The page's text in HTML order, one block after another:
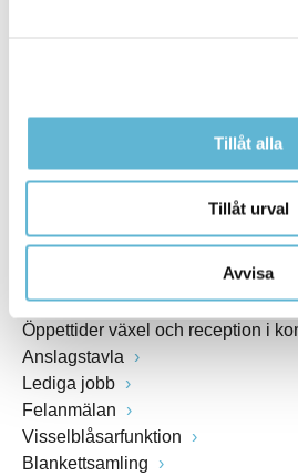
Tillåt alla
Tillåt urval
Avvisa
Fax: 0456-82 22 00
Öppettider växel och reception i
Anslagstavla
Lediga jobb
Felanmälan
Visselblåsarfunktion
Blankettsamling